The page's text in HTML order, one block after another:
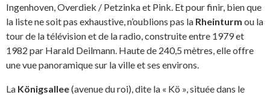
Ingenhoven, Overdiek / Petzinka et Pink. Et pour finir, bien que
la liste ne soit pas exhaustive, n’oublions pas la Rheinturm ou la
tour de la télévision et de la radio, construite entre 1979 et
1982 par Harald Deilmann. Haute de 240,5 mètres, elle offre
une vue panoramique sur la ville et ses environs.
La Königsallee(avenue du roi), dite la « Kö », située dans le